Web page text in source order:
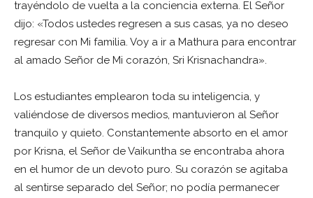
trayéndolo de vuelta a la conciencia externa. El Señor
dijo: «Todos ustedes regresen a sus casas, ya no deseo
regresar con Mi familia. Voy a ir a Mathura para encontrar
al amado Señor de Mi corazón, Sri Krisnachandra».
Los estudiantes emplearon toda su inteligencia, y
valiéndose de diversos medios, mantuvieron al Señor
tranquilo y quieto. Constantemente absorto en el amor
por Krisna, el Señor de Vaikuntha se encontraba ahora
en el humor de un devoto puro. Su corazón se agitaba
al sentirse separado del Señor; no podía permanecer